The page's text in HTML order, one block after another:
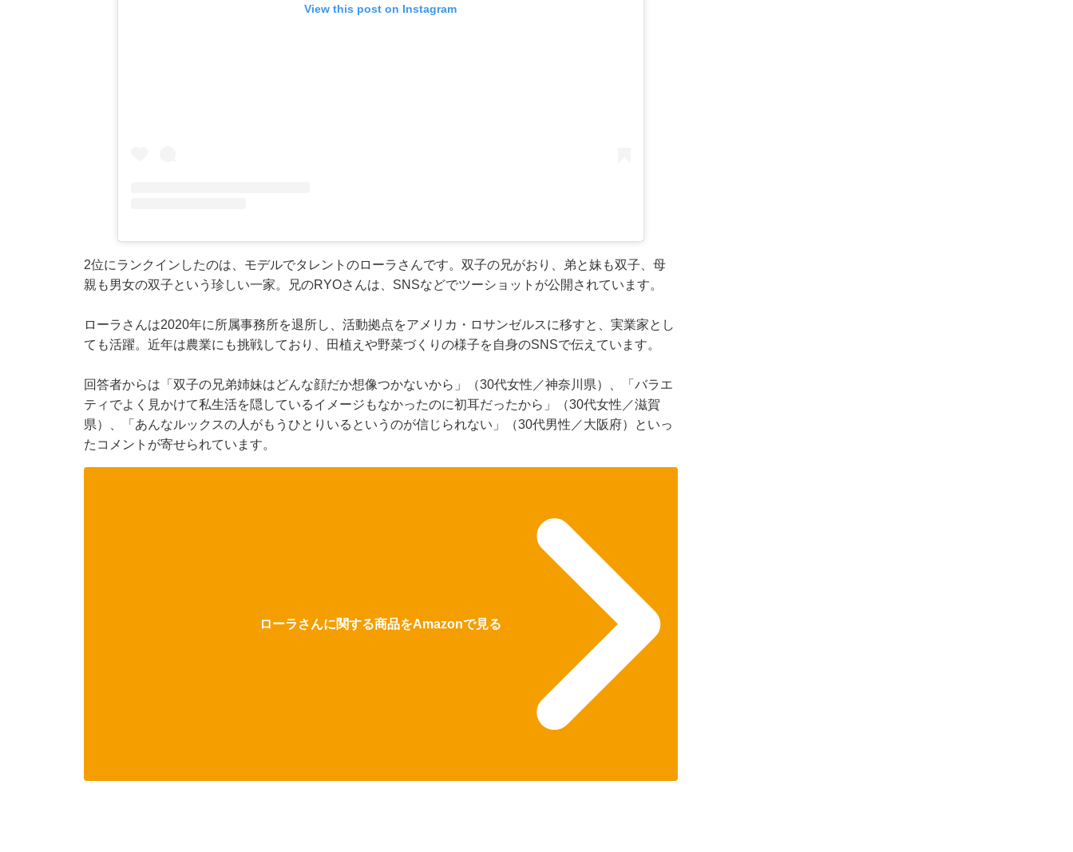
View this post on Instagram
2位にランクインしたのは、モデルでタレントのローラさんです。双子の兄がおり、弟と妹も双子、母
親も男女の双子という珍しい一家。兄のRYOさんは、SNSなどでツーショットが公開されています。
ローラさんは2020年に所属事務所を退所し、活動拠点をアメリカ・ロサンゼルスに移すと、実業家とし
ても活躍。近年は農業にも挑戦しており、田植えや野菜づくりの様子を自身のSNSで伝えています。
回答者からは「双子の兄弟姉妹はどんな顔だか想像つかないから」（30代女性／神奈川県）、「バラエ
ティでよく見かけて私生活を隠しているイメージもなかったのに初耳だったから」（30代女性／滋賀
県）、「あんなルックスの人がもうひとりいるというのが信じられない」（30代男性／大阪府）といっ
たコメントが寄せられています。
ローラさんに関する商品をAmazonで見る